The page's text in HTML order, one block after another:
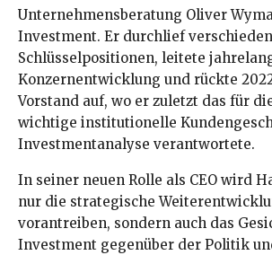
Unternehmensberatung Oliver
Investment. Er durchlief
Schlüsselpositionen, leitete
Konzernentwicklung und rückte
Vorstand auf, wo er zuletzt das für
wichtige institutionelle
Investmentanalyse verantwortete.
In seiner neuen Rolle als CEO wird
nur die strategische
vorantreiben, sondern auch das
Investment gegenüber der Politik